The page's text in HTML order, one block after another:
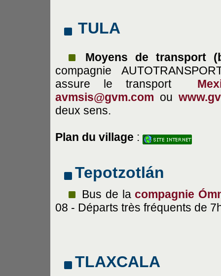
TULA
Moyens de transport
compagnie
assure le transport
avmsis@gvm.com ou
deux sens.
Plan du village :
Tepotzotlán
Bus de la compagnie
08 - Départs très fréquents de
TLAXCALA